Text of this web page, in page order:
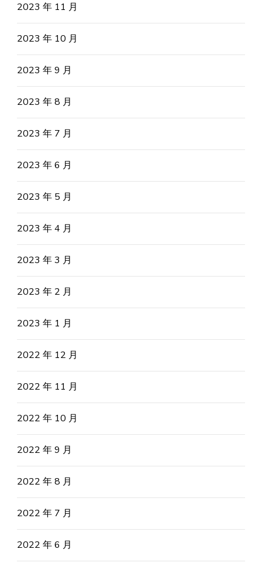
2023 年 11 月
2023 年 10 月
2023 年 9 月
2023 年 8 月
2023 年 7 月
2023 年 6 月
2023 年 5 月
2023 年 4 月
2023 年 3 月
2023 年 2 月
2023 年 1 月
2022 年 12 月
2022 年 11 月
2022 年 10 月
2022 年 9 月
2022 年 8 月
2022 年 7 月
2022 年 6 月